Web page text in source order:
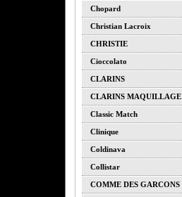
Chopard
Christian Lacroix
CHRISTIE
Cioccolato
CLARINS
CLARINS MAQUILLAGE
Classic Match
Clinique
Coldinava
Collistar
COMME DES GARCONS